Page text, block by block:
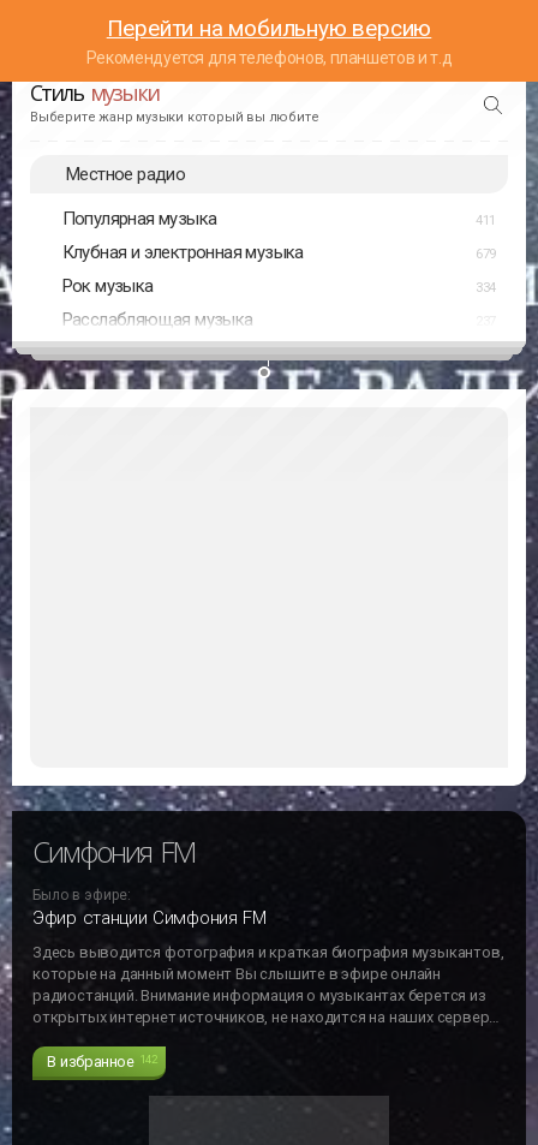
Перейти на мобильную версию
Рекомендуется для телефонов, планшетов и т.д
Стиль музыки
Выберите жанр музыки который вы любите
Местное радио
Популярная музыка 411
Клубная и электронная музыка 679
Рок музыка 334
Расслабляющая музыка
Симфония FM
Было в эфире:
Эфир станции Симфония FM
Здесь выводится фотография и краткая биография музыкантов,
которые на данный момент Вы слышите в эфире онлайн
радиостанций. Внимание информация о музыкантах берется из
открытых интернет источников, не находится на наших серверах
и может не отвечать действительности!!!
В избранное 142